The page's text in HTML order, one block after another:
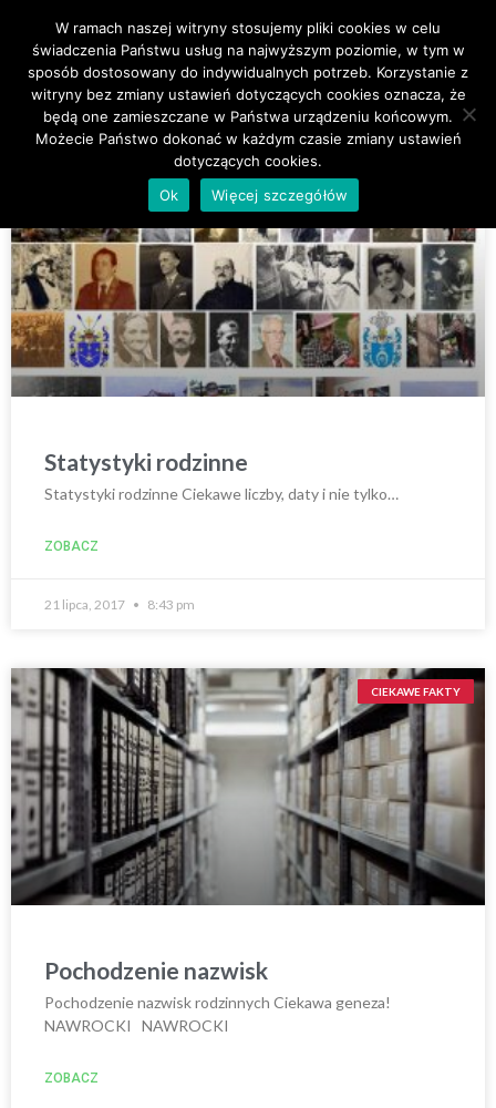
Primary Menu
Statystyki rodzinne
Statystyki rodzinne Ciekawe liczby, daty i nie tylko…
ZOBACZ
21 lipca, 2017 8:43 pm
CIEKAWE FAKTY
Pochodzenie nazwisk
Pochodzenie nazwisk rodzinnych Ciekawa geneza!
NAWROCKI NAWROCKI
ZOBACZ
W ramach naszej witryny stosujemy pliki cookies w celu
świadczenia Państwu usług na najwyższym poziomie, w tym w
sposób dostosowany do indywidualnych potrzeb. Korzystanie z
witryny bez zmiany ustawień dotyczących cookies oznacza, że
będą one zamieszczane w Państwa urządzeniu końcowym.
Możecie Państwo dokonać w każdym czasie zmiany ustawień
dotyczących cookies.
Ok
Więcej szczegółów